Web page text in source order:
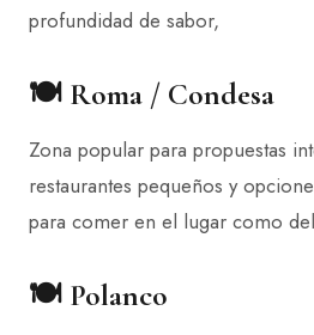
profundidad de sabor,
🍽️ Roma / Condesa
Zona popular para propuestas
restaurantes pequeños y
para comer en el lugar como
🍽️ Polanco